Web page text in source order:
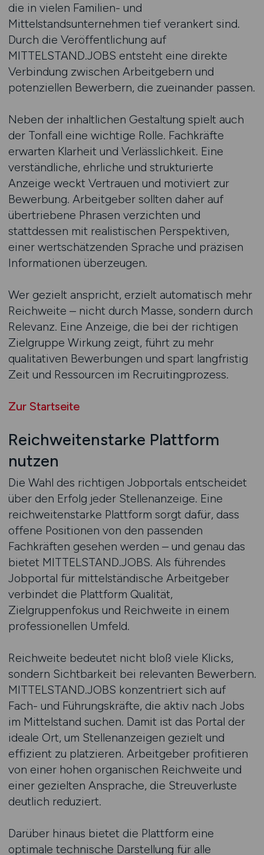
die in vielen Familien- und
Mittelstandsunternehmen tief verankert sind.
Durch die Veröffentlichung auf
MITTELSTAND.JOBS entsteht eine direkte
Verbindung zwischen Arbeitgebern und
potenziellen Bewerbern, die zueinander passen.
Neben der inhaltlichen Gestaltung spielt auch
der Tonfall eine wichtige Rolle. Fachkräfte
erwarten Klarheit und Verlässlichkeit. Eine
verständliche, ehrliche und strukturierte
Anzeige weckt Vertrauen und motiviert zur
Bewerbung. Arbeitgeber sollten daher auf
übertriebene Phrasen verzichten und
stattdessen mit realistischen Perspektiven,
einer wertschätzenden Sprache und präzisen
Informationen überzeugen.
Wer gezielt anspricht, erzielt automatisch mehr
Reichweite – nicht durch Masse, sondern durch
Relevanz. Eine Anzeige, die bei der richtigen
Zielgruppe Wirkung zeigt, führt zu mehr
qualitativen Bewerbungen und spart langfristig
Zeit und Ressourcen im Recruitingprozess.
Zur Startseite
Reichweitenstarke Plattform
nutzen
Die Wahl des richtigen Jobportals entscheidet
über den Erfolg jeder Stellenanzeige. Eine
reichweitenstarke Plattform sorgt dafür, dass
offene Positionen von den passenden
Fachkräften gesehen werden – und genau das
bietet MITTELSTAND.JOBS. Als führendes
Jobportal für mittelständische Arbeitgeber
verbindet die Plattform Qualität,
Zielgruppenfokus und Reichweite in einem
professionellen Umfeld.
Reichweite bedeutet nicht bloß viele Klicks,
sondern Sichtbarkeit bei relevanten Bewerbern.
MITTELSTAND.JOBS konzentriert sich auf
Fach- und Führungskräfte, die aktiv nach Jobs
im Mittelstand suchen. Damit ist das Portal der
ideale Ort, um Stellenanzeigen gezielt und
effizient zu platzieren. Arbeitgeber profitieren
von einer hohen organischen Reichweite und
einer gezielten Ansprache, die Streuverluste
deutlich reduziert.
Darüber hinaus bietet die Plattform eine
optimale technische Darstellung für alle